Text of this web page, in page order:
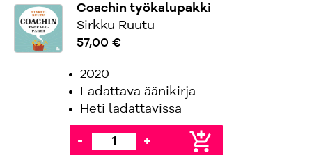
Coachin työkalupakki
Sirkku Ruutu
57,00 €
2020
Ladattava äänikirja
Heti ladattavissa
- + add_shopping_cart